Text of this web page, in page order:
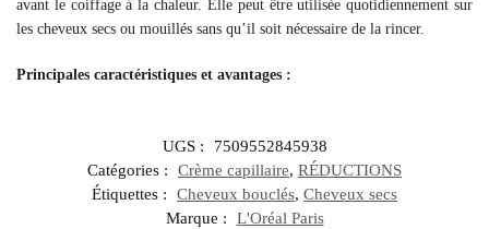
avant le coiffage à la chaleur. Elle peut être utilisée quotidiennement sur
les cheveux secs ou mouillés sans qu’il soit nécessaire de la rincer.
Principales caractéristiques et avantages :
UGS :
7509552845938
Catégories :
Crème capillaire, RÉDUCTIONS
Étiquettes :
Cheveux bouclés, Cheveux secs
Marque :
L'Oréal Paris